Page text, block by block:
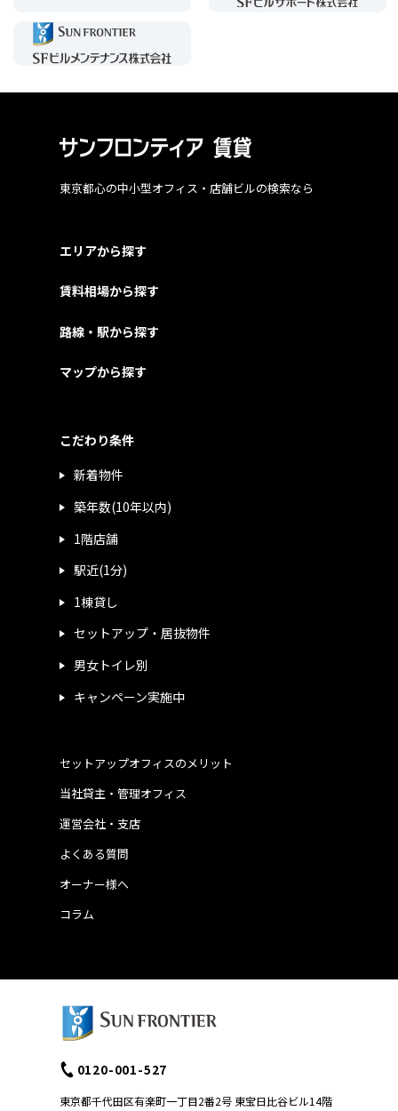
東京都心の中小型オフィス・店舗ビルの検索なら
エリアから探す
賃料相場から探す
路線・駅から探す
マップから探す
こだわり条件
新着物件
築年数(10年以内)
1階店舗
駅近(1分)
1棟貸し
セットアップ・居抜物件
男女トイレ別
キャンペーン実施中
運営会社・支店
よくある質問
当社貸主・管理オフィス
オーナー様へ
コラム
セットアップオフィスのメリット
0120-001-527
東京都千代田区有楽町一丁目2番2号 東宝日比谷ビル14階